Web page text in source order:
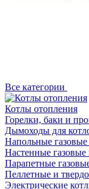
Все категории
Котлы отопления
Горелки, баки и
Дымоходы для
Напольные
Настенные газовые
Парапетные
Пеллетные и
Электрические